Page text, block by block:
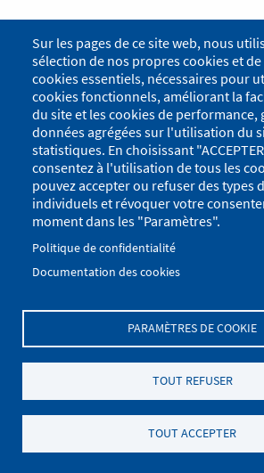
Sur les pages de ce site web, nous
sélection de nos propres cookies et
cookies essentiels, nécessaires pour
cookies fonctionnels, améliorant la
du site et les cookies de performance,
données agrégées sur l'utilisation du
statistiques. En choisissant
consentez à l'utilisation de tous les
pouvez accepter ou refuser des types
individuels et révoquer votre
moment dans les "Paramètres".
Politique de confidentialité
Documentation des cookies
PARAMÈTRES DE COOKIE
TOUT REFUSER
TOUT ACCEPTER
Menu
compte
l'utilisateur
page
Politique de